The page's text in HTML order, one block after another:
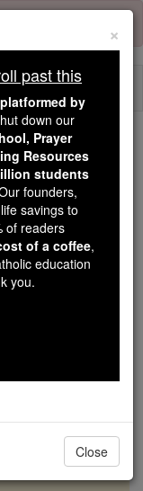
in the
like you,
delivered
2.2
In an age
form
Christ.
$5 — the
formation
Stand
×
past this
by
down our
Prayer
Resources
students
founders,
savings to
of readers
of a coffee,
education
you.
Close